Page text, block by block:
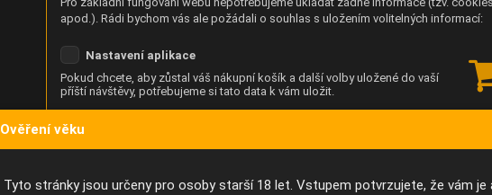
apod.). Rádi bychom vás ale požádali o souhlas s uložením volitelných informací:
Nastavení aplikace
Pokud chcete, aby zůstal váš nákupní košík a další volby uložené do vaší
příští návštěvy, potřebujeme si tato data k vám uložit.
Ověření věku
Tyto stránky jsou určeny pro osoby starší 18 let. Vstupem potvrzujete, že vám je